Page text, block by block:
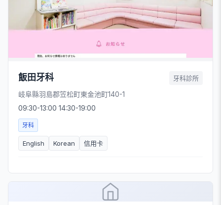
飯田牙科 牙科診所
岐阜縣羽島郡笠松町東金池町140-1
09:30-13:00 14:30-19:00
牙科
English Korean 信用卡